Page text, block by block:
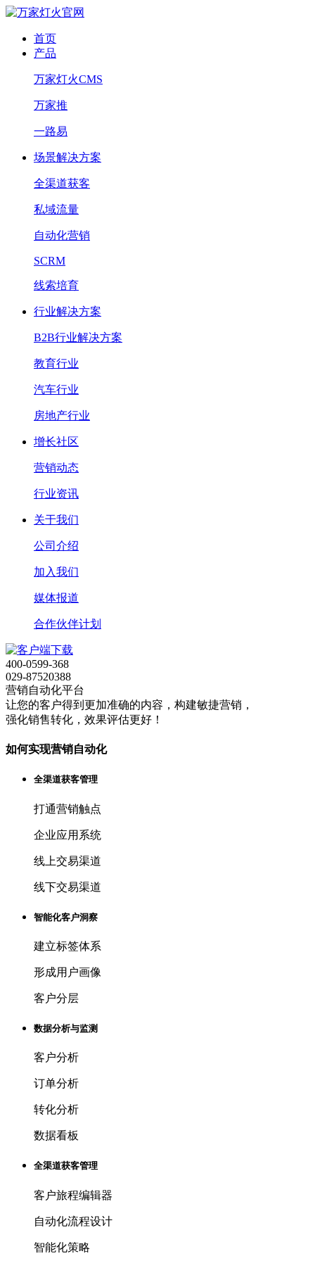
首页
产品
万家灯火CMS
万家推
一路易
场景解决方案
全渠道获客
私域流量
自动化营销
SCRM
线索培育
行业解决方案
B2B行业解决方案
教育行业
汽车行业
房地产行业
增长社区
营销动态
行业资讯
关于我们
公司介绍
加入我们
媒体报道
合作伙伴计划
400-0599-368
029-87520388
营销自动化平台
让您的客户得到更加准确的内容，构建敏捷营销，
强化销售转化，效果评估更好！
如何实现营销自动化
全渠道获客管理
打通营销触点
企业应用系统
线上交易渠道
线下交易渠道
智能化客户洞察
建立标签体系
形成用户画像
客户分层
数据分析与监测
客户分析
订单分析
转化分析
数据看板
全渠道获客管理
客户旅程编辑器
自动化流程设计
智能化策略